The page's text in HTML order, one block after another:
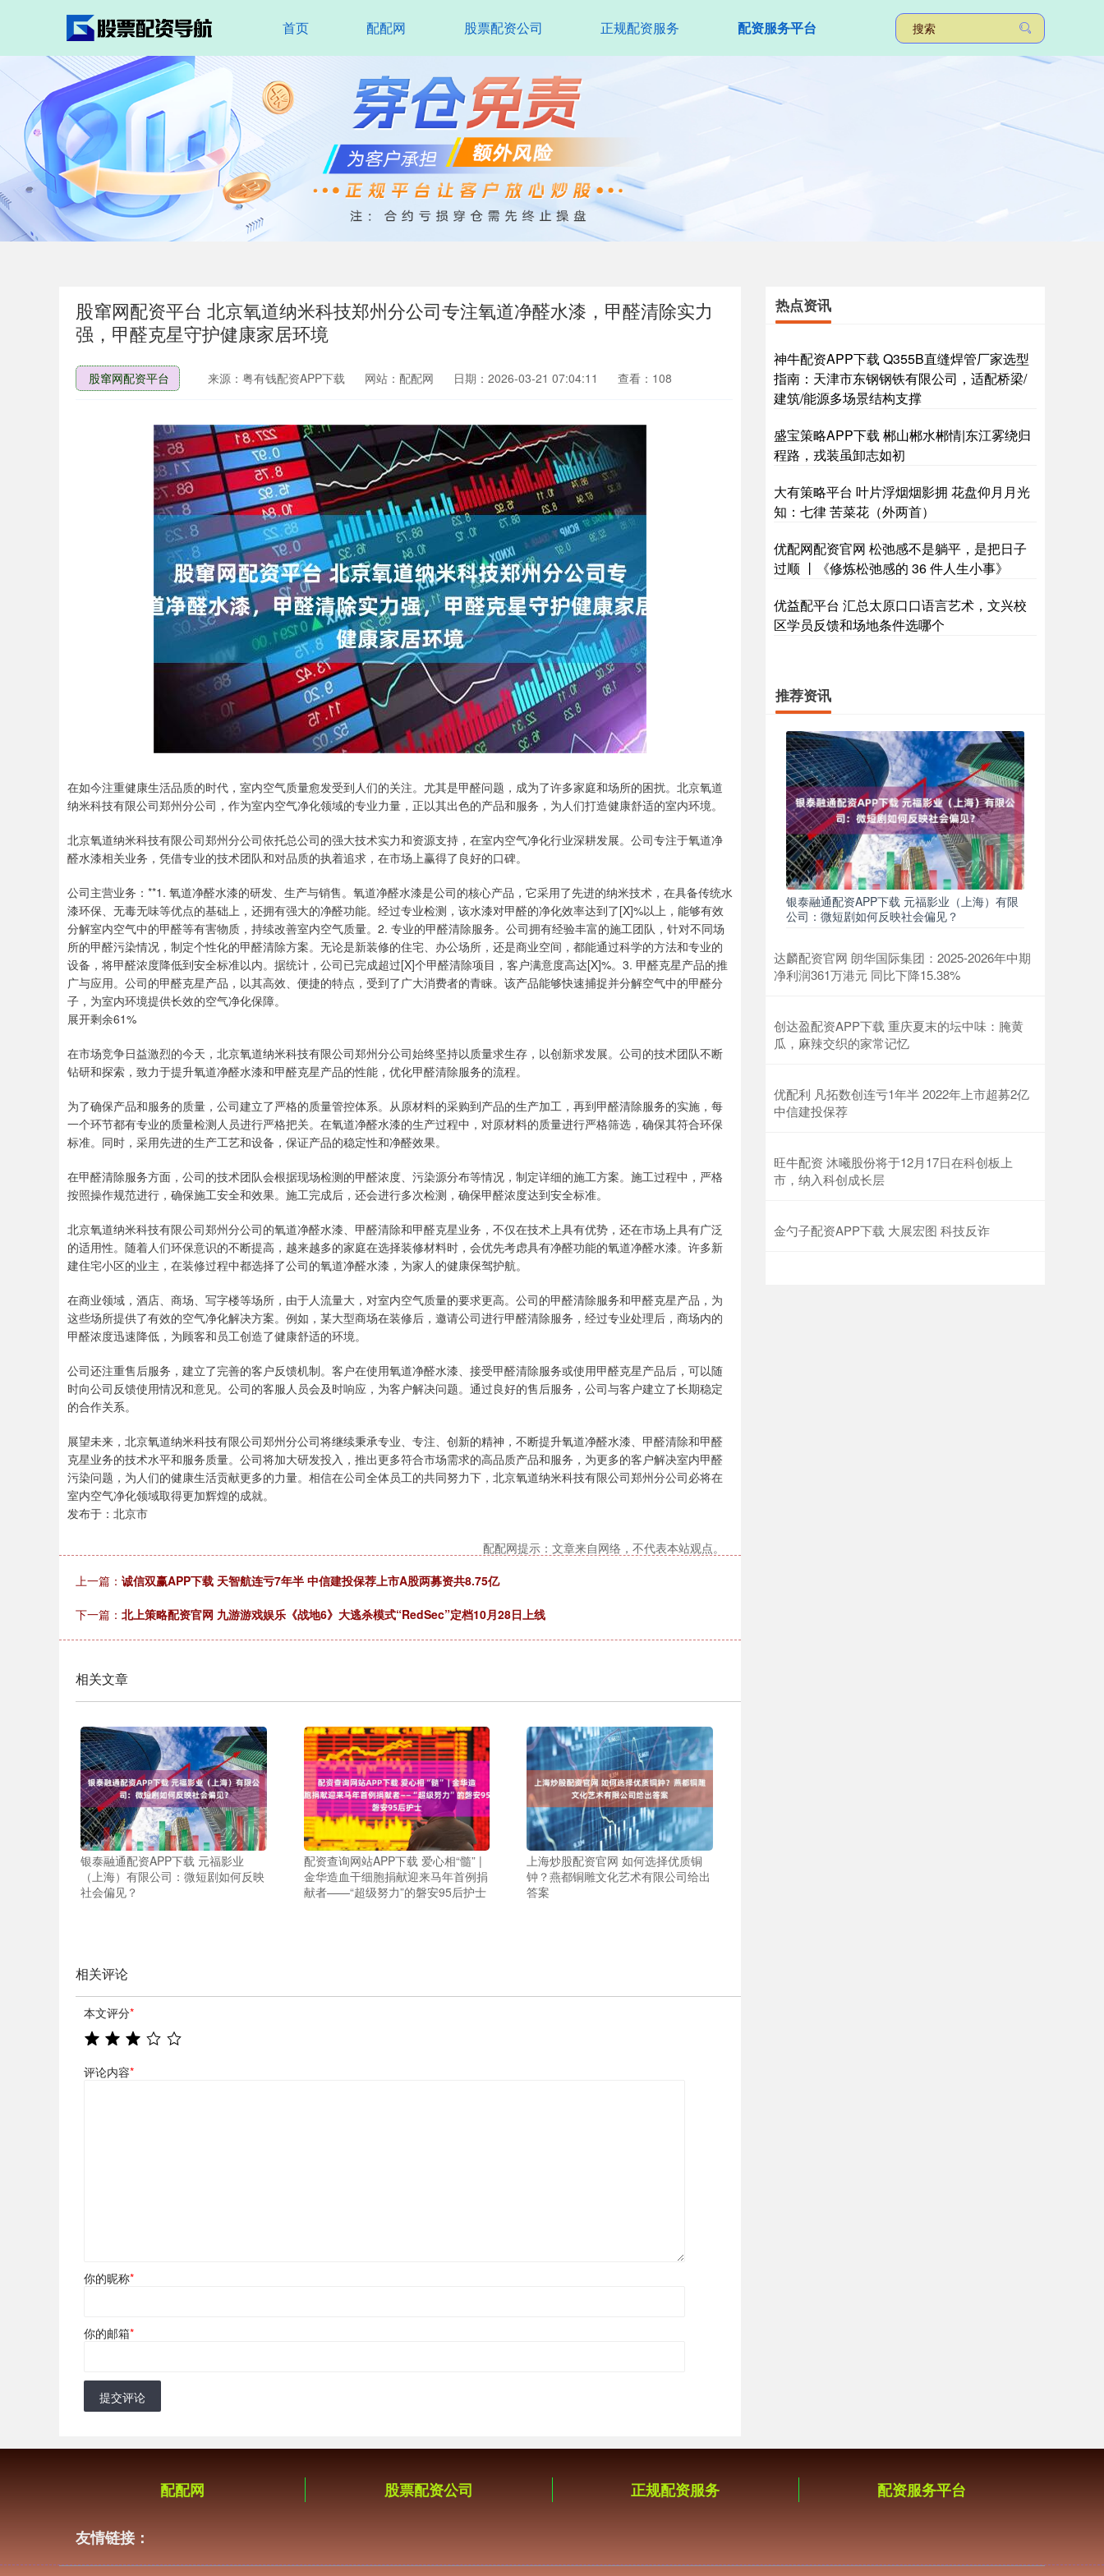
首页 配配网 股票配资公司 正规配资服务 配资服务平台
股窜网配资平台 北京氧道纳米科技郑州分公司专注氧道净醛水漆，甲醛清除实力
强，甲醛克星守护健康家居环境
股窜网配资平台 来源：粤有钱配资APP下载 网站：配配网 日期：2026-03-21 07:04:11 查看：108
在如今注重健康生活品质的时代，室内空气质量愈发受到人们的关注。尤其是甲醛问题，成为了许多家庭和场所的困扰。北京氧道
纳米科技有限公司郑州分公司，作为室内空气净化领域的专业力量，正以其出色的产品和服务，为人们打造健康舒适的室内环境。
北京氧道纳米科技有限公司郑州分公司依托总公司的强大技术实力和资源支持，在室内空气净化行业深耕发展。公司专注于氧道净
醛水漆相关业务，凭借专业的技术团队和对品质的执着追求，在市场上赢得了良好的口碑。
公司主营业务：**1. 氧道净醛水漆的研发、生产与销售。氧道净醛水漆是公司的核心产品，它采用了先进的纳米技术，在具备传统水
漆环保、无毒无味等优点的基础上，还拥有强大的净醛功能。经过专业检测，该水漆对甲醛的净化效率达到了[X]%以上，能够有效
分解室内空气中的甲醛等有害物质，持续改善室内空气质量。2. 专业的甲醛清除服务。公司拥有经验丰富的施工团队，针对不同场
所的甲醛污染情况，制定个性化的甲醛清除方案。无论是新装修的住宅、办公场所，还是商业空间，都能通过科学的方法和专业的
设备，将甲醛浓度降低到安全标准以内。据统计，公司已完成超过[X]个甲醛清除项目，客户满意度高达[X]%。3. 甲醛克星产品的推
广与应用。公司的甲醛克星产品，以其高效、便捷的特点，受到了广大消费者的青睐。该产品能够快速捕捉并分解空气中的甲醛分
子，为室内环境提供长效的空气净化保障。
展开剩余61%
在市场竞争日益激烈的今天，北京氧道纳米科技有限公司郑州分公司始终坚持以质量求生存，以创新求发展。公司的技术团队不断
钻研和探索，致力于提升氧道净醛水漆和甲醛克星产品的性能，优化甲醛清除服务的流程。
为了确保产品和服务的质量，公司建立了严格的质量管控体系。从原材料的采购到产品的生产加工，再到甲醛清除服务的实施，每
一个环节都有专业的质量检测人员进行严格把关。在氧道净醛水漆的生产过程中，对原材料的质量进行严格筛选，确保其符合环保
标准。同时，采用先进的生产工艺和设备，保证产品的稳定性和净醛效果。
在甲醛清除服务方面，公司的技术团队会根据现场检测的甲醛浓度、污染源分布等情况，制定详细的施工方案。施工过程中，严格
按照操作规范进行，确保施工安全和效果。施工完成后，还会进行多次检测，确保甲醛浓度达到安全标准。
北京氧道纳米科技有限公司郑州分公司的氧道净醛水漆、甲醛清除和甲醛克星业务，不仅在技术上具有优势，还在市场上具有广泛
的适用性。随着人们环保意识的不断提高，越来越多的家庭在选择装修材料时，会优先考虑具有净醛功能的氧道净醛水漆。许多新
建住宅小区的业主，在装修过程中都选择了公司的氧道净醛水漆，为家人的健康保驾护航。
在商业领域，酒店、商场、写字楼等场所，由于人流量大，对室内空气质量的要求更高。公司的甲醛清除服务和甲醛克星产品，为
这些场所提供了有效的空气净化解决方案。例如，某大型商场在装修后，邀请公司进行甲醛清除服务，经过专业处理后，商场内的
甲醛浓度迅速降低，为顾客和员工创造了健康舒适的环境。
公司还注重售后服务，建立了完善的客户反馈机制。客户在使用氧道净醛水漆、接受甲醛清除服务或使用甲醛克星产品后，可以随
时向公司反馈使用情况和意见。公司的客服人员会及时响应，为客户解决问题。通过良好的售后服务，公司与客户建立了长期稳定
的合作关系。
展望未来，北京氧道纳米科技有限公司郑州分公司将继续秉承专业、专注、创新的精神，不断提升氧道净醛水漆、甲醛清除和甲醛
克星业务的技术水平和服务质量。公司将加大研发投入，推出更多符合市场需求的高品质产品和服务，为更多的客户解决室内甲醛
污染问题，为人们的健康生活贡献更多的力量。相信在公司全体员工的共同努力下，北京氧道纳米科技有限公司郑州分公司必将在
室内空气净化领域取得更加辉煌的成就。
发布于：北京市
配配网提示：文章来自网络，不代表本站观点。
上一篇： 诚信双赢APP下载 天智航连亏7年半 中信建投保荐上市A股两募资共8.75亿
下一篇： 北上策略配资官网 九游游戏娱乐《战地6》大逃杀模式“RedSec”定档10月28日上线
相关文章
银泰融通配资APP下载 元福影业
（上海）有限公司：微短剧如何反映
社会偏见？
配资查询网站APP下载 爱心相“髓” |
金华造血干细胞捐献迎来马年首例捐
献者——“超级努力”的磐安95后护士
上海炒股配资官网 如何选择优质铜
钟？燕都铜雕文化艺术有限公司给出
答案
相关评论
本文评分*
评论内容*
你的昵称*
你的邮箱*
提交评论
热点资讯
神牛配资APP下载 Q355B直缝焊管厂家选型
指南：天津市东钢钢铁有限公司，适配桥梁/
建筑/能源多场景结构支撑
盛宝策略APP下载 郴山郴水郴情|东江雾绕归
程路，戎装虽卸志如初
大有策略平台 叶片浮烟烟影拥 花盘仰月月光
知：七律 苦菜花（外两首）
优配网配资官网 松弛感不是躺平，是把日子
过顺 丨《修炼松弛感的 36 件人生小事》
优益配平台 汇总太原口口语言艺术，文兴校
区学员反馈和场地条件选哪个
推荐资讯
银泰融通配资APP下载 元福影业（上海）有限
公司：微短剧如何反映社会偏见？
达麟配资官网 朗华国际集团：2025-2026年中期
净利润361万港元 同比下降15.38%
创达盈配资APP下载 重庆夏末的坛中味：腌黄
瓜，麻辣交织的家常记忆
优配利 凡拓数创连亏1年半 2022年上市超募2亿
中信建投保荐
旺牛配资 沐曦股份将于12月17日在科创板上
市，纳入科创成长层
金勺子配资APP下载 大展宏图 科技反诈
配配网 股票配资公司 正规配资服务 配资服务平台
友情链接：